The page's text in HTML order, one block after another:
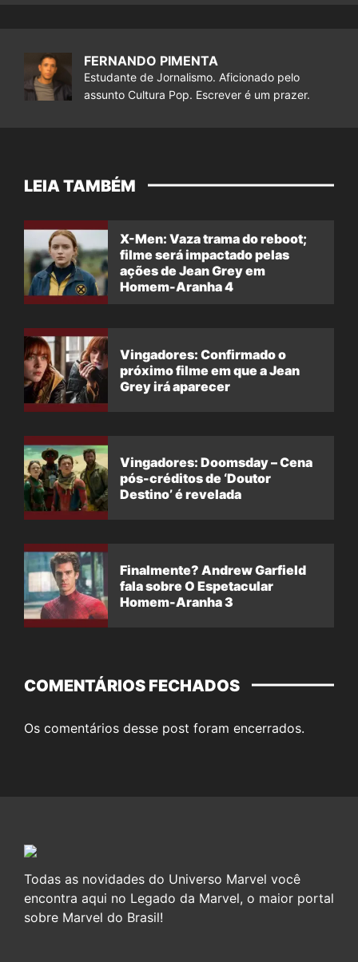
FERNANDO PIMENTA
Estudante de Jornalismo. Aficionado pelo
assunto Cultura Pop. Escrever é um prazer.
LEIA TAMBÉM
X-Men: Vaza trama do reboot;
filme será impactado pelas
ações de Jean Grey em
Homem-Aranha 4
Vingadores: Confirmado o
próximo filme em que a Jean
Grey irá aparecer
Vingadores: Doomsday – Cena
pós-créditos de ‘Doutor
Destino’ é revelada
Finalmente? Andrew Garfield
fala sobre O Espetacular
Homem-Aranha 3
COMENTÁRIOS FECHADOS
Os comentários desse post foram encerrados.
Todas as novidades do Universo Marvel você
encontra aqui no Legado da Marvel, o maior portal
sobre Marvel do Brasil!